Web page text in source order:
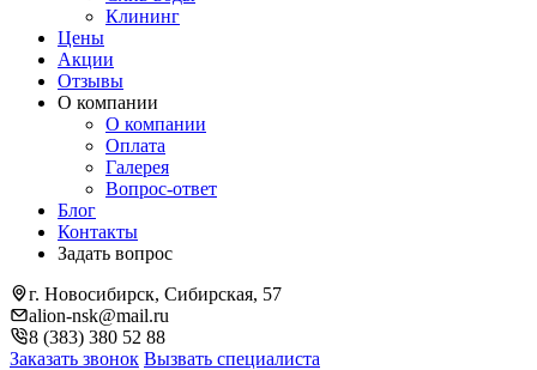
Клининг
Цены
Акции
Отзывы
О компании
О компании
Оплата
Галерея
Вопрос-ответ
Блог
Контакты
Задать вопрос
г. Новосибирск, Сибирская, 57
alion-nsk@mail.ru
8 (383) 380 52 88
Заказать звонок Вызвать специалиста